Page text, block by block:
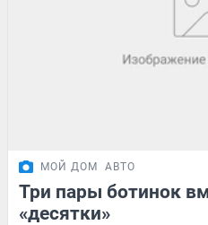
МОЙ ДОМ АВТО
Три пары ботинок
«десятки»